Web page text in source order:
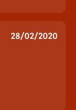
28/02/2020